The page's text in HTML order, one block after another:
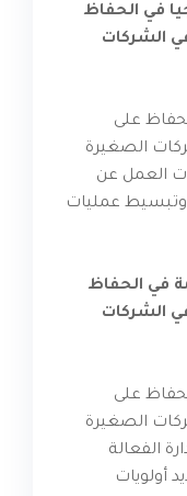
في الحفاظ
الشركات
على
الصغيرة
العمل عن
وتبسيط عمليات
في الحفاظ
الشركات
على
الصغيرة
الفعالة
أولويات